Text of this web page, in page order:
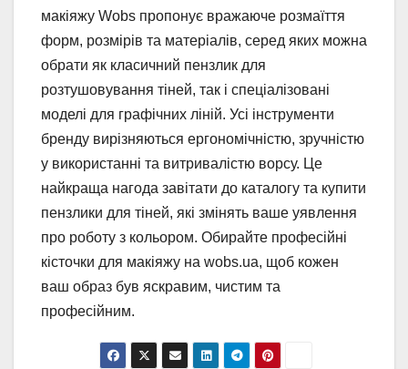
макіяжу Wobs пропонує вражаюче розмаїття
форм, розмірів та матеріалів, серед яких можна
обрати як класичний пензлик для
розтушовування тіней, так і спеціалізовані
моделі для графічних ліній. Усі інструменти
бренду вирізняються ергономічністю, зручністю
у використанні та витривалістю ворсу. Це
найкраща нагода завітати до каталогу та купити
пензлики для тіней, які змінять ваше уявлення
про роботу з кольором. Обирайте професійні
кісточки для макіяжу на wobs.ua, щоб кожен
ваш образ був яскравим, чистим та
професійним.